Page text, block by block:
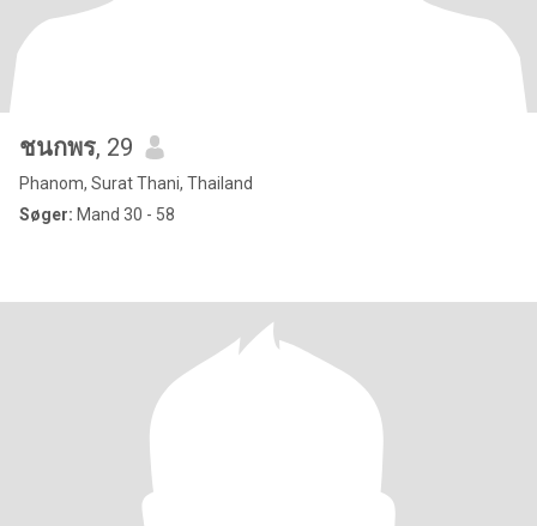
ชนกพร, 29
Phanom, Surat Thani, Thailand
Søger: Mand 30 - 58